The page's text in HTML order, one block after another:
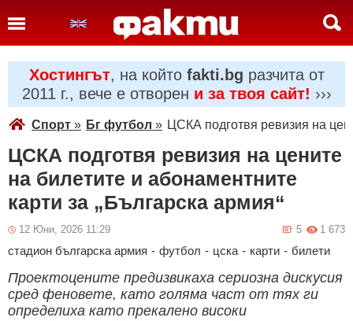
Хостингът, на който fakti.bg разчита от
2011 г., вече е отворен и за твоя сайт! ›››
Спорт » Бг футбол » ЦСКА подготвя ревизия на
ЦСКА подготвя ревизия на цените
на билетите и абонаментните
карти за „Българска армия“
12 Юни, 2026 11:29 1 673
5
стадион българска армия - футбол - цска - карти - билети
Проектоцените предизвикаха сериозна дискусия
сред феновете, като голяма част от тях ги
определиха като прекалено високи